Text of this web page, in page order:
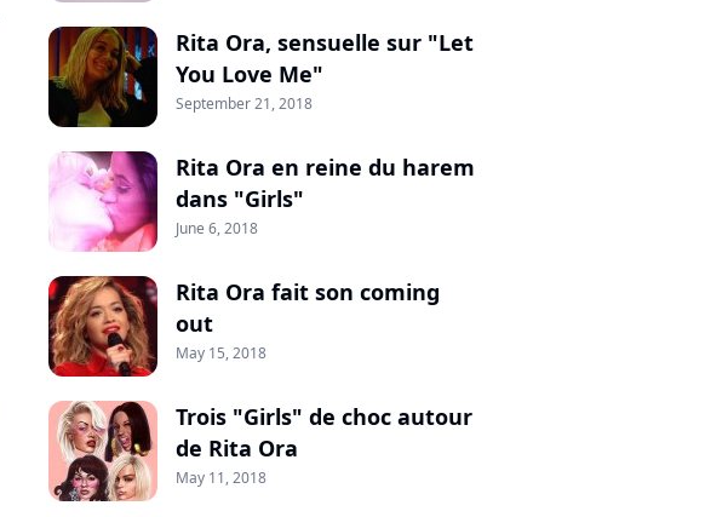
Rita Ora, sensuelle sur "Let
You Love Me"
September 21, 2018
Rita Ora en reine du harem
dans "Girls"
June 6, 2018
Rita Ora fait son coming
out
May 15, 2018
Trois "Girls" de choc autour
de Rita Ora
May 11, 2018